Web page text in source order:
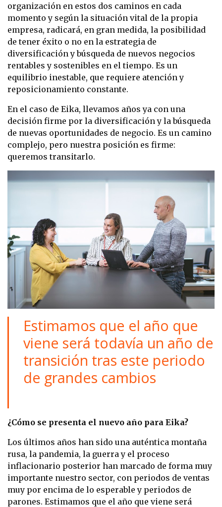
organización en estos dos caminos en cada
momento y según la situación vital de la propia
empresa, radicará, en gran medida, la posibilidad
de tener éxito o no en la estrategia de
diversificación y búsqueda de nuevos negocios
rentables y sostenibles en el tiempo. Es un
equilibrio inestable, que requiere atención y
reposicionamiento constante.
En el caso de Eika, llevamos años ya con una
decisión firme por la diversificación y la búsqueda
de nuevas oportunidades de negocio. Es un camino
complejo, pero nuestra posición es firme:
queremos transitarlo.
Estimamos que el año que
viene será todavía un año de
transición tras este periodo
de grandes cambios
¿Cómo se presenta el nuevo año para Eika?
Los últimos años han sido una auténtica montaña
rusa, la pandemia, la guerra y el proceso
inflacionario posterior han marcado de forma muy
importante nuestro sector, con periodos de ventas
muy por encima de lo esperable y periodos de
parones. Estimamos que el año que viene será